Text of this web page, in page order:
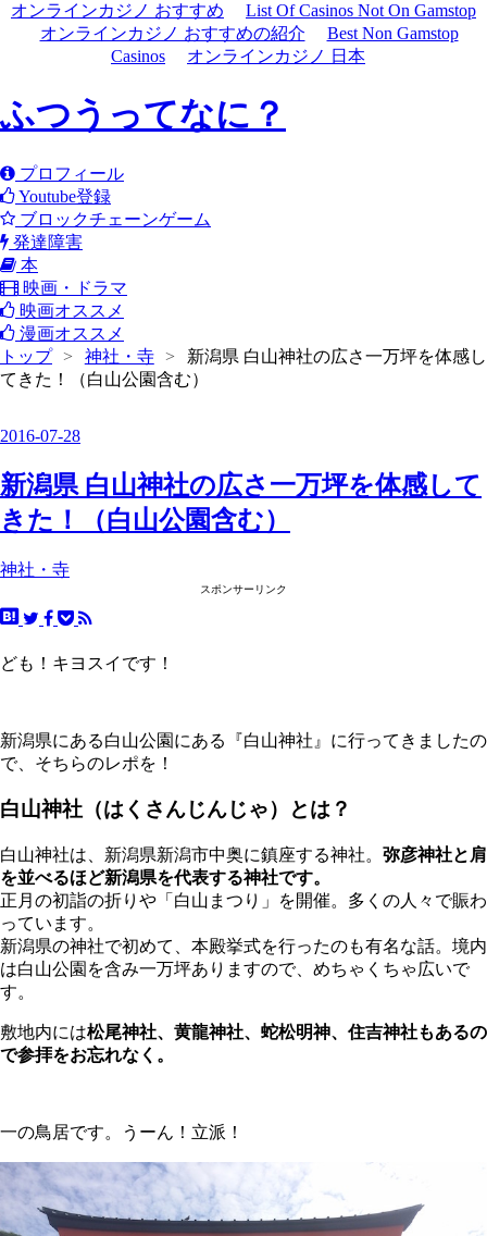
オンラインカジノ おすすめ
List Of Casinos Not On Gamstop
オンラインカジノ おすすめの紹介
Best Non Gamstop
Casinos
オンラインカジノ 日本
ふつうってなに？
プロフィール
Youtube登録
ブロックチェーンゲーム
発達障害
本
映画・ドラマ
映画オススメ
漫画オススメ
トップ
> 神社・寺 >
新潟県 白山神社の広さ一万坪を体感し
てきた！（白山公園含む）
2016-07-28
新潟県 白山神社の広さ一万坪を体感して
きた！（白山公園含む）
神社・寺
スポンサーリンク
ども！キヨスイです！
新潟県にある白山公園にある『白山神社』に行ってきましたの
で、そちらのレポを！
白山神社（はくさんじんじゃ）とは？
白山神社は、新潟県新潟市中奥に鎮座する神社。 弥彦神社と肩
を並べるほど新潟県を代表する神社です。
正月の初詣の折りや「白山まつり」を開催。多くの人々で賑わ
っています。
新潟県の神社で初めて、本殿挙式を行ったのも有名な話。境内
は白山公園を含み一万坪ありますので、めちゃくちゃ広いで
す。
敷地内には松尾神社、黄龍神社、蛇松明神、住吉神社もあるの
で参拝をお忘れなく。
一の鳥居です。うーん！立派！